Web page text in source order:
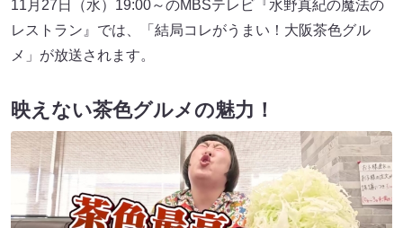
11月27日（水）19:00～のMBSテレビ『水野真紀の魔法の
レストラン』では、「結局コレがうまい！大阪茶色グル
メ」が放送されます。
映えない茶色グルメの魅力！